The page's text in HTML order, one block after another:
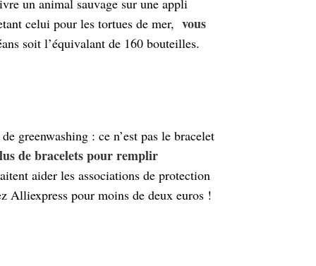
un animal sauvage sur une appli
celui pour les tortues de mer, vous
soit l’équivalant de 160 bouteilles.
greenwashing : ce n’est pas le bracelet
de bracelets pour remplir
aider les associations de protection
Alliexpress pour moins de deux euros !